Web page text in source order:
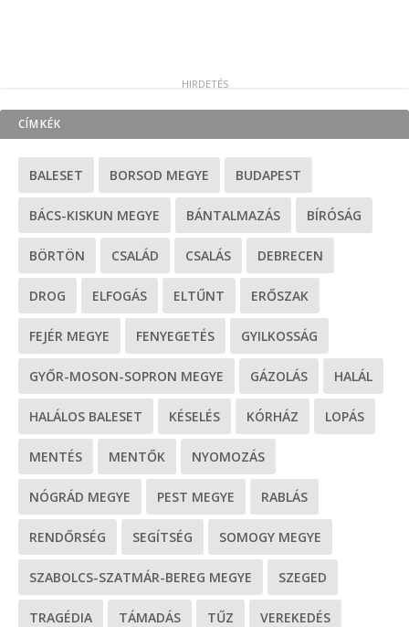
CÍMKÉK
BALESET BORSOD MEGYE BUDAPEST
BÁCS-KISKUN MEGYE BÁNTALMAZÁS BÍRÓSÁG
BÖRTÖN CSALÁD CSALÁS DEBRECEN
DROG ELFOGÁS ELTŰNT ERŐSZAK
FEJÉR MEGYE FENYEGETÉS GYILKOSSÁG
GYŐR-MOSON-SOPRON MEGYE GÁZOLÁS HALÁL
HALÁLOS BALESET KÉSELÉS KÓRHÁZ LOPÁS
MENTÉS MENTŐK NYOMOZÁS
NÓGRÁD MEGYE PEST MEGYE RABLÁS
RENDŐRSÉG SEGÍTSÉG SOMOGY MEGYE
SZABOLCS-SZATMÁR-BEREG MEGYE SZEGED
TRAGÉDIA TÁMADÁS TŰZ VEREKEDÉS